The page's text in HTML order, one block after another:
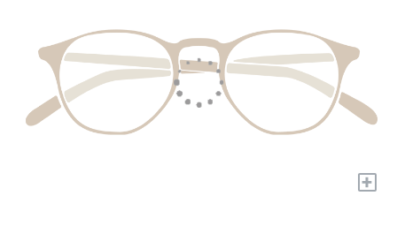
+